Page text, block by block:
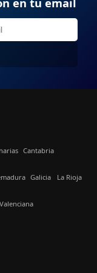
Cantabria
Galicia La Rioja